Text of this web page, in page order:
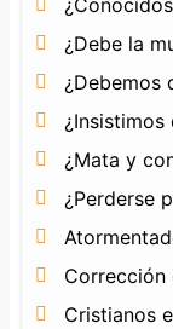
¿Debe la
¿Debemos
¿Insistimos
¿Mata y
¿Perderse
Corrección
Cristianos